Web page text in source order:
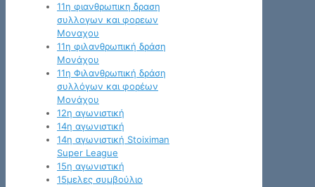
11η φιανθρωπικη δραση
συλλογων και φορεων
Μοναχου
11η φιλανθρωπική δράση
Μονάχου
11η Φιλανθρωπική δράση
συλλόγων και φορέων
Μονάχου
12η αγωνιστική
14η αγωνιστική
14η αγωνιστική Stoiximan
Super League
15η αγωνιστική
15μελες συμβούλιο